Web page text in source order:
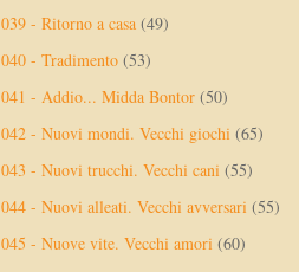
039 - Ritorno a casa (49)
040 - Tradimento (53)
041 - Addio... Midda Bontor (50)
042 - Nuovi mondi. Vecchi giochi (65)
043 - Nuovi trucchi. Vecchi cani (55)
044 - Nuovi alleati. Vecchi avversari (55)
045 - Nuove vite. Vecchi amori (60)